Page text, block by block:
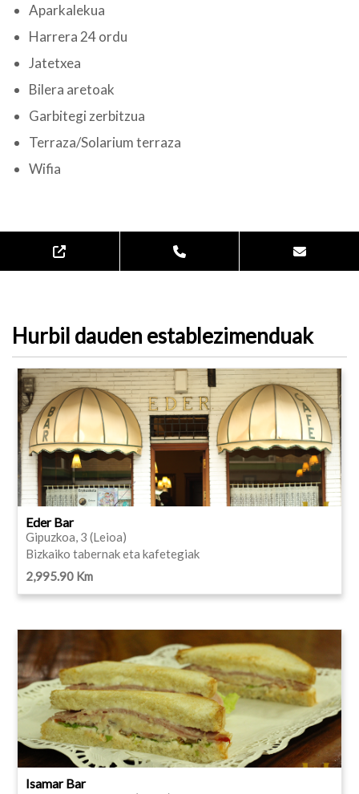
Aparkalekua
Harrera 24 ordu
Jatetxea
Bilera aretoak
Garbitegi zerbitzua
Terraza/Solarium terraza
Wifia
Hurbil dauden establezimenduak
Eder Bar
Gipuzkoa, 3 (Leioa)
Bizkaiko tabernak eta kafetegiak
2,995.90 Km
Isamar Bar